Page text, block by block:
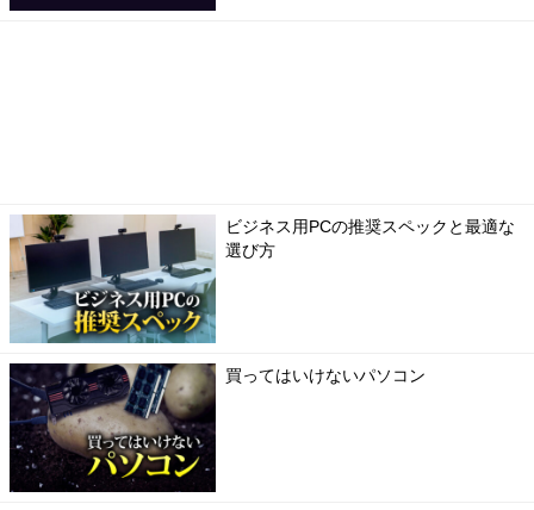
ビジネス用PCの推奨スペックと最適な
選び方
買ってはいけないパソコン